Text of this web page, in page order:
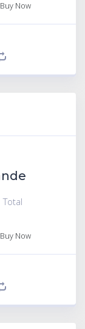
Buy Now
Total
Buy Now